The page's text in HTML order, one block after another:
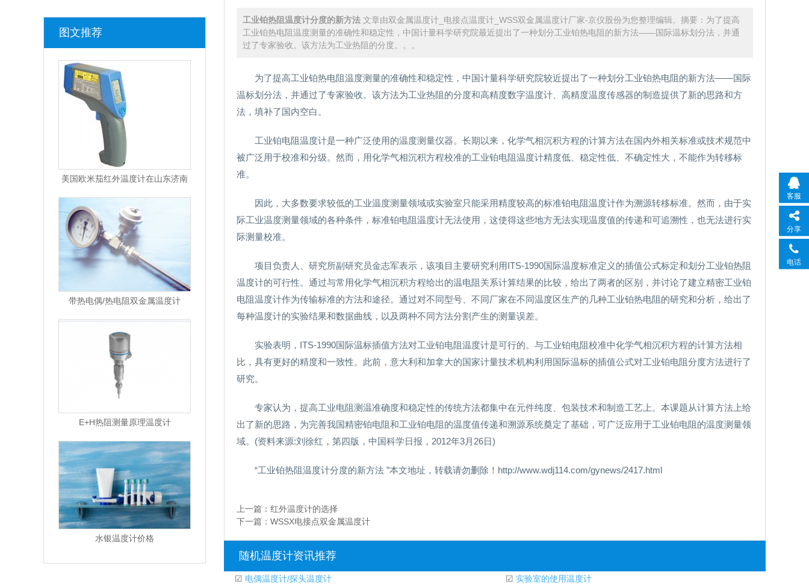
图文推荐
美国欧米茄红外温度计在山东济南
带热电偶/热电阻双金属温度计
E+H热阻测量原理温度计
水银温度计价格
工业铂热阻温度计分度的新方法 文章由双金属温度计_电接点温度计_WSS双金属温度计厂家-京仪股份为您整理编辑。摘要：为了提高
工业铂热电阻温度测量的准确性和稳定性，中国计量科学研究院最近提出了一种划分工业铂热电阻的新方法——国际温标划分法，并通
过了专家验收。该方法为工业热阻的分度。。。
为了提高工业铂热电阻温度测量的准确性和稳定性，中国计量科学研究院较近提出了一种划分工业铂热电阻的新方法——国际
温标划分法，并通过了专家验收。该方法为工业热阻的分度和高精度数字温度计、高精度温度传感器的制造提供了新的思路和方
法，填补了国内空白。
工业铂电阻温度计是一种广泛使用的温度测量仪器。长期以来，化学气相沉积方程的计算方法在国内外相关标准或技术规范中
被广泛用于校准和分级。然而，用化学气相沉积方程校准的工业铂电阻温度计精度低、稳定性低、不确定性大，不能作为转移标
准。
因此，大多数要求较低的工业温度测量领域或实验室只能采用精度较高的标准铂电阻温度计作为溯源转移标准。然而，由于实
际工业温度测量领域的各种条件，标准铂电阻温度计无法使用，这使得这些地方无法实现温度值的传递和可追溯性，也无法进行实
际测量校准。
项目负责人、研究所副研究员金志军表示，该项目主要研究利用ITS-1990国际温度标准定义的插值公式标定和划分工业铂热阻
温度计的可行性。通过与常用化学气相沉积方程给出的温电阻关系计算结果的比较，给出了两者的区别，并讨论了建立精密工业铂
电阻温度计作为传输标准的方法和途径。通过对不同型号、不同厂家在不同温度区生产的几种工业铂热电阻的研究和分析，给出了
每种温度计的实验结果和数据曲线，以及两种不同方法分割产生的测量误差。
实验表明，ITS-1990国际温标插值方法对工业铂电阻温度计是可行的。与工业铂电阻校准中化学气相沉积方程的计算方法相
比，具有更好的精度和一致性。此前，意大利和加拿大的国家计量技术机构利用国际温标的插值公式对工业铂电阻分度方法进行了
研究。
专家认为，提高工业电阻测温准确度和稳定性的传统方法都集中在元件纯度、包装技术和制造工艺上。本课题从计算方法上给
出了新的思路，为完善我国精密铂电阻和工业铂电阻的温度值传递和溯源系统奠定了基础，可广泛应用于工业铂电阻的温度测量领
域。(资料来源:刘徐红，第四版，中国科学日报，2012年3月26日)
“工业铂热阻温度计分度的新方法 ”本文地址，转载请勿删除！http://www.wdj114.com/gynews/2417.html
上一篇： 红外温度计的选择
下一篇： WSSX电接点双金属温度计
随机温度计资讯推荐
☑ 电偶温度计/探头温度计 ☑ 实验室的使用温度计
客服
分享
电话